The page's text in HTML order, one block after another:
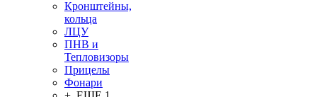
Кронштейны,
кольца
ЛЦУ
ПНВ и
Тепловизоры
Прицелы
Фонари